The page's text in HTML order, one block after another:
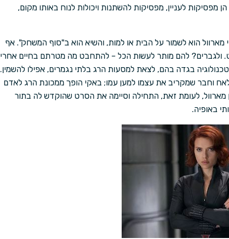
מפסיקות לעניין, מפסיקות להשתנות ויכולות לנוח באותו מקום,
הוא לשמור על הבית או למות, והשיא הוא ב"סוף המשחק". אף
להם מותר לעשות הכל – להתחבט מה מטרתם בחיים אחרי
בגדה בהם, לצאת למסעות הרג בלתי נגמרים, אפילו להשמין.
וחבר שמקריב את עצמו למען עמו; באקי הופך ממכונת הרג לאדם
לעומת זאת, התחילה וסיימה את הסרט שהוקדש לה בתור
באופיה.